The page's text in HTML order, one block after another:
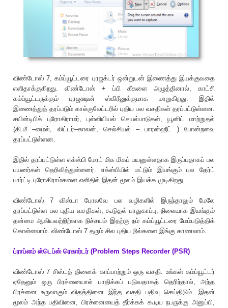
விண்டோஸ் 7, கம்ப்யூட்டரை புரஜக்டர் ஒன்றுடன் இணைத்து இயக்குவதை
எளிதாக்குகிறது. விண்டோஸ் + ப்பி கீகளை அழுத்தினால், காட்சி
கம்ப்யூட்டருக்கும் புரஜக்ஷன் ஸ்கிரீனுக்குமாக மாறுகிறது. இதில்
இணைத்துத் தரப்படும் கால்குலேட்டரில் புதிய பல வசதிகள் தரப்பட்டுள்ளன.
சயின்டிபிக் புரோகிராமர், புள்ளியியல் செயல்பாடுகள், யூனிட் மாற்றுதல்
(கி.மீ –மைல், லிட்டர்–காலன், செல்சியல் – பாரன்ஹீட் ) போன்றவை
தரப்பட்டுள்ளன.
இதில் தரப்பட்டுள்ள எக்ஸ்பி மோட் மிக மிகப் பயனுள்ளதாக இருப்பதாகப் பல
பயனர்கள் தெரிவித்துள்ளனர். எக்ஸ்பியில் மட்டும் இயங்கும் பல தேர்ட்
பார்ட்டி புரோகிராம்களை எளிதில் இதன் மூலம் இயக்க முடிகிறது.
விண்டோஸ் 7 விஸ்டா போலவே பல வழிகளில் இருந்தாலும் மேலே
தரப்பட்டுள்ள பல புதிய வசதிகள், கூடுதல் பாதுகாப்பு, நிலையாக இயங்கும்
தன்மை ஆகியவற்றிற்காக நிச்சயம் இதற்கு நம் கம்ப்யூட்டரை மேம்படுத்திக்
கொள்ளலாம். விண்டோஸ் 7 தரும் சில புதிய டூல்களை இங்கு காணலாம்.
ப்ராப்ளம் ஸ்டெப்ஸ் ரெகார்டர் (Problem Steps Recorder (PSR)
விண்டோஸ் 7 சிஸ்டத் தினைக் காப்பாற்றும் ஒரு வசதி. உங்கள் கம்ப்யூட்டர்
ஏதேனும் ஒரு பிரச்னையால் பாதிக்கப் படுவதாகத் தெரிந்தால், அந்த
பிரச்னை உருவாகும் விதத்தினை இந்த வசதி பதிவு செய்திடும். இதன்
மூலம் அந்த பதிவினை, பிரச்னையைத் தீர்க்கக் கூடிய நபருக்கு அனுப்பி,